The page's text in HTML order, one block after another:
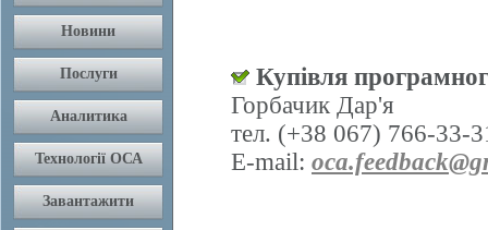
Купівля
Горбачик Дар'я
тел. (+38 067) 766-33-
E-mail: